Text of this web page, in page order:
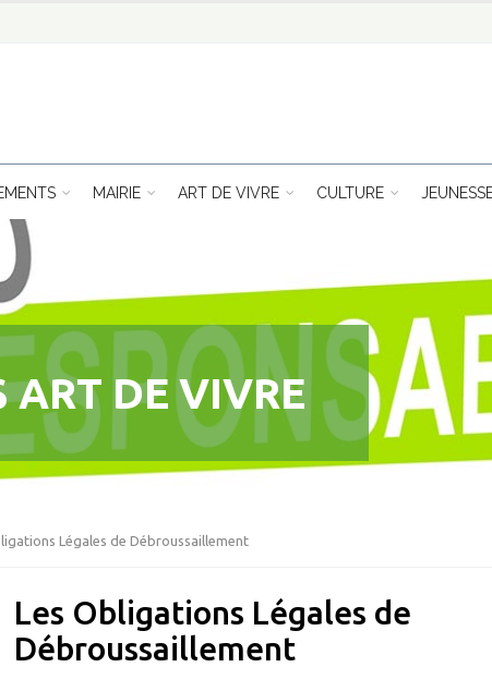
MAIRIE ART DE VIVRE CULTURE
ART DE VIVRE
Légales de Débroussaillement
Les Obligations Légales de
Débroussaillement